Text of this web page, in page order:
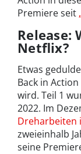
Premiere seit
Release:
Netflix?
Etwas
Back in
wird. Teil 1
2022. Im
Dreharbeiten
zweieinhalb
seine